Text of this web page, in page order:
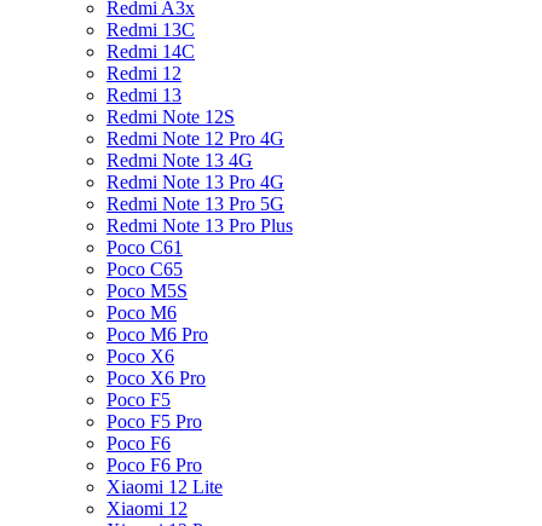
Redmi A3x
Redmi 13C
Redmi 14C
Redmi 12
Redmi 13
Redmi Note 12S
Redmi Note 12 Pro 4G
Redmi Note 13 4G
Redmi Note 13 Pro 4G
Redmi Note 13 Pro 5G
Redmi Note 13 Pro Plus
Poco C61
Poco C65
Poco M5S
Poco M6
Poco M6 Pro
Poco X6
Poco X6 Pro
Poco F5
Poco F5 Pro
Poco F6
Poco F6 Pro
Xiaomi 12 Lite
Xiaomi 12